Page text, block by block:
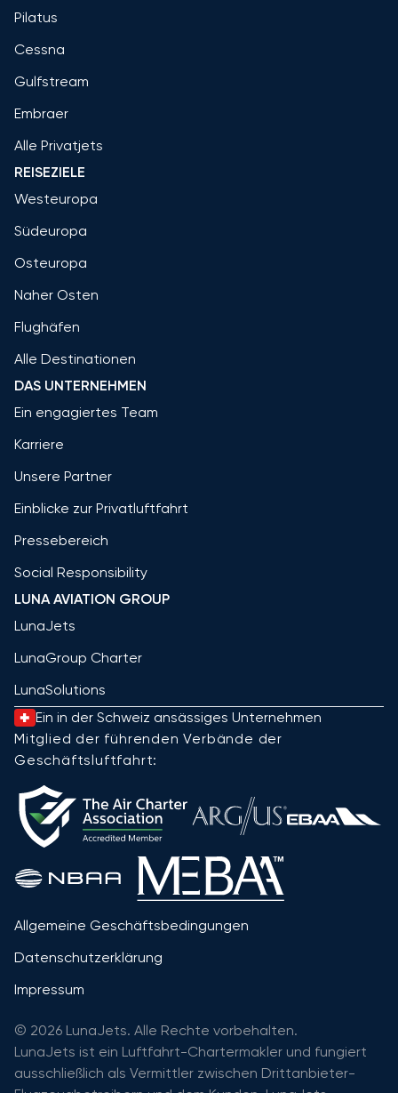
Pilatus
Cessna
Gulfstream
Embraer
Alle Privatjets
REISEZIELE
Westeuropa
Südeuropa
Osteuropa
Naher Osten
Flughäfen
Alle Destinationen
DAS UNTERNEHMEN
Ein engagiertes Team
Karriere
Unsere Partner
Einblicke zur Privatluftfahrt
Pressebereich
Social Responsibility
LUNA AVIATION GROUP
LunaJets
LunaGroup Charter
LunaSolutions
Ein in der Schweiz ansässiges Unternehmen
Mitglied der führenden Verbände der
Geschäftsluftfahrt:
Allgemeine Geschäftsbedingungen
Datenschutzerklärung
Impressum
© 2026 LunaJets. Alle Rechte vorbehalten.
LunaJets ist ein Luftfahrt-Chartermakler und fungiert
ausschließlich als Vermittler zwischen Drittanbieter-